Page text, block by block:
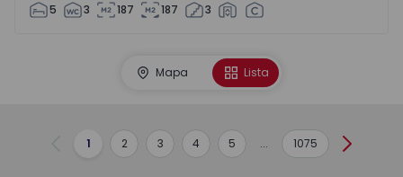
5 3 187 187 3
Mapa Lista
Anterior
1 2 3 4 5 ... 1075